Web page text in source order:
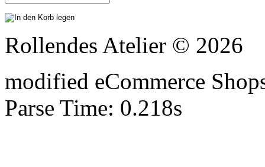
Rollendes Atelier © 2026
modified eCommerce
Parse Time: 0.218s